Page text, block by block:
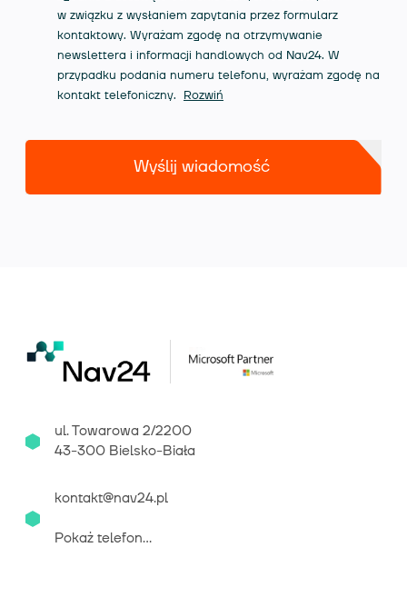
w związku z wysłaniem zapytania przez formularz
kontaktowy. Wyrażam zgodę na otrzymywanie
newslettera i informacji handlowych od Nav24. W
przypadku podania numeru telefonu, wyrażam zgodę na
kontakt telefoniczny.
Rozwiń
Wyślij wiadomość
ul. Towarowa 2/2200
43-300 Bielsko-Biała
kontakt@nav24.pl
Pokaż telefon...